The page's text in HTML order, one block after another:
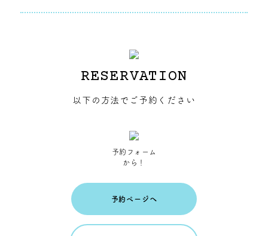
RESERVATION
以下の方法でご予約ください
予約フォーム
から！
予約ページへ